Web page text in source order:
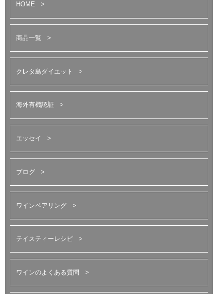
HOME
商品一覧
クレタ島ダイエット
海外有機認証
エッセイ
ブログ
ワインペアリング
テイスティーレシピ
ワインのよくある質問